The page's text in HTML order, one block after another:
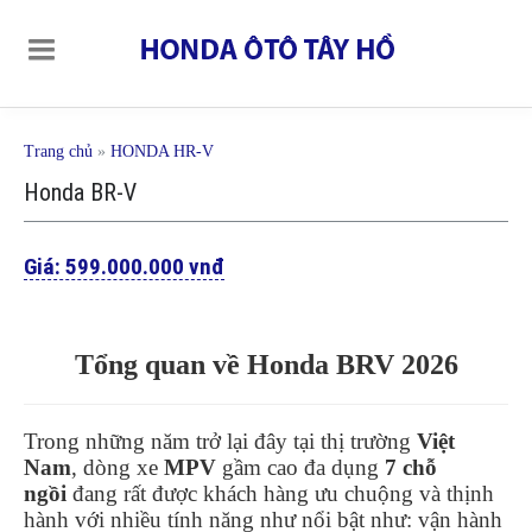
Trang chủ » HONDA HR-V
Honda BR-V
Giá: 599.000.000 vnđ
Tổng quan về Honda BRV 2026
Trong những năm trở lại đây tại thị trường Việt
Nam, dòng xe MPV gầm cao đa dụng 7 chỗ
ngồi đang rất được khách hàng ưu chuộng và thịnh
hành với nhiều tính năng như nổi bật như: vận hành